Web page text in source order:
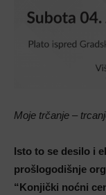
Moje trčanje –
Isto to se desilo i
prošlogodišnje
“Konjički noćni